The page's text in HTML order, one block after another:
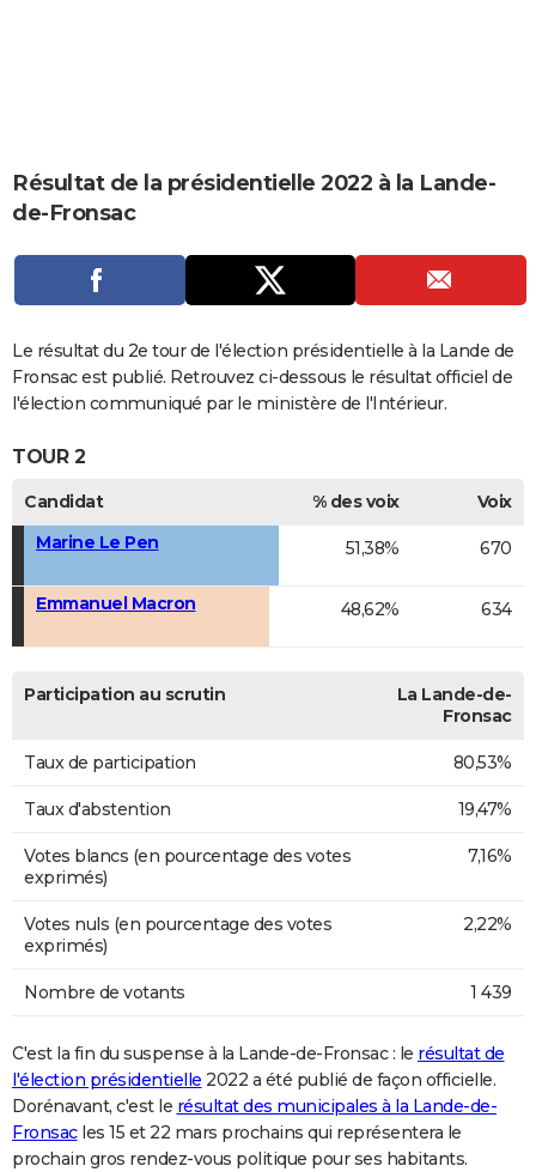
CARTE DE VOEUX
Carte de Noël
Carte Bonne année
Carte Saint-Valentin
Carte Pâques
Carte d'anniversaire
DICTIONNAIRE
Dictionnaire
Biographies
Expressions
Proverbes
PROGRAMME TV
S'inscrire
Se connecter
Lycées
Collèges
Primaires
Universités
Entreprises
Service militaire
Avis de recherche
AVIS DE DÉCÈS
Bricolage
Lifestyle
Culture
Sport
Auto
Television
Voyage
Cinema
Résultat de la présidentielle 2022 à la Lande-
de-Fronsac
Le résultat du 2e tour de l'élection présidentielle à la Lande de
Fronsac est publié. Retrouvez ci-dessous le résultat officiel de
l'élection communiqué par le ministère de l'Intérieur.
TOUR 2
Candidat % des voix
Voix
Marine Le Pen
51,38% 670
Emmanuel Macron 48,62% 634
Participation au scrutin
La Lande-de-
Fronsac
Taux de participation 80,53%
Taux d'abstention 19,47%
Votes blancs (en pourcentage des votes
exprimés)
7,16%
Votes nuls (en pourcentage des votes
exprimés)
2,22%
Nombre de votants 1 439
C'est la fin du suspense à la Lande-de-Fronsac : le résultat de
l'élection présidentielle 2022 a été publié de façon officielle.
Dorénavant, c'est le résultat des municipales à la Lande-de-
Fronsacles 15 et 22 mars prochains qui représentera le
prochain gros rendez-vous politique pour ses habitants.